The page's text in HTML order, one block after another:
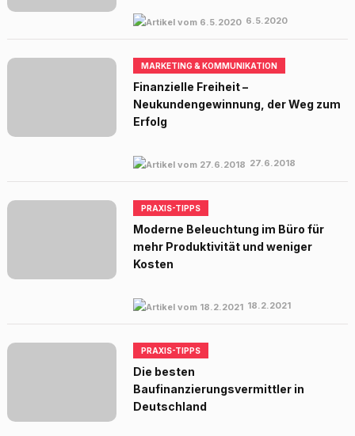
6.5.2020
MARKETING & KOMMUNIKATION
Finanzielle Freiheit –
Neukundengewinnung, der Weg zum
Erfolg
27.6.2018
PRAXIS-TIPPS
Moderne Beleuchtung im Büro für
mehr Produktivität und weniger
Kosten
18.2.2021
PRAXIS-TIPPS
Die besten
Baufinanzierungsvermittler in
Deutschland